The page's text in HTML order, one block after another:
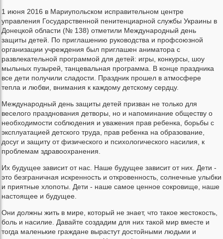
1 июня 2016 в Мариупольском исправительном центре
управления Государственной пенитенциарной службы Украины в
Донецкой области (№ 138) отметили Международный день
защиты детей. По приглашению руководства и профсоюзной
организации учреждения был приглашен аниматора с
развлекательной программой для детей: игры, конкурсы, шоу
мыльных пузырей, танцевальная программа. В конце праздника
все дети получили сладости. Праздник прошел в атмосфере
тепла и любви, внимания к каждому детскому сердцу.
Международный день защиты детей призван не только для
веселого празднования детворы, но и напоминание обществу о
необходимости соблюдения и уважения прав ребенка, борьбы с
эксплуатацией детского труда, прав ребенка на образование,
досуг и защиту от физического и психологического насилия, к
проблемам здравоохранения.
Их будущее зависит от нас. Наше будущее зависит от них. Дети -
это безграничная искренность и откровенность, солнечные улыбки
и приятные хлопоты. Дети - наше самое ценное сокровище, наше
настоящее и будущее.
Они должны жить в мире, который не знает, что такое жестокость,
боль и насилие. Давайте создадим для них такой мир вместе и
тогда маленькие граждане вырастут достойными людьми и